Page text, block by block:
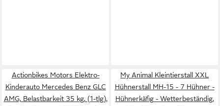
Actionbikes Motors Elektro-
Kinderauto Mercedes Benz GLC
AMG, Belastbarkeit 35 kg, (1-tlg),
My Animal Kleintierstall XXL
Hühnerstall MH-15 - 7 Hühner -
Hühnerkäfig - Wetterbeständig,